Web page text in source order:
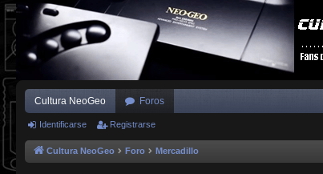
Cultura NeoGeo Foros
Identificarse Registrarse
Cultura NeoGeo Foro Mercadillo